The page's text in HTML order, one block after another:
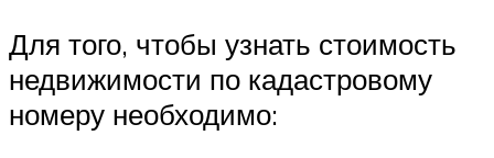
Для того, чтобы узнать стоимость
недвижимости по кадастровому
номеру необходимо: